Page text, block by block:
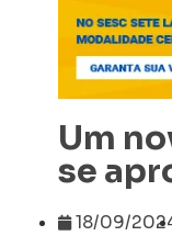
Um
se
18/09/